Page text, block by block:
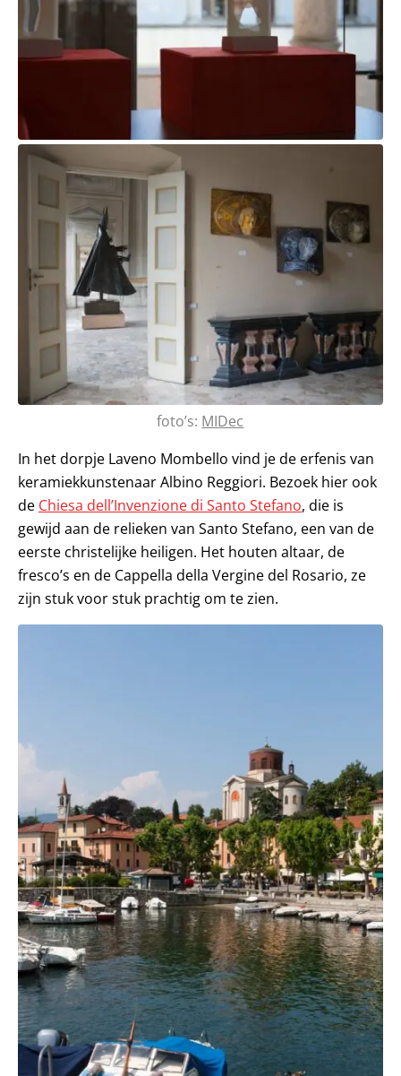
foto’s: MIDec
In het dorpje Laveno Mombello vind je de erfenis van
keramiekkunstenaar Albino Reggiori. Bezoek hier ook
de Chiesa dell’Invenzione di Santo Stefano, die is
gewijd aan de relieken van Santo Stefano, een van de
eerste christelijke heiligen. Het houten altaar, de
fresco’s en de Cappella della Vergine del Rosario, ze
zijn stuk voor stuk prachtig om te zien.